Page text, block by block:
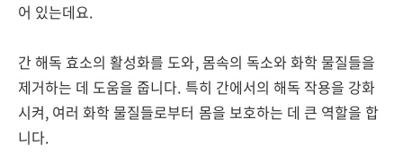
어 있는데요.
간 해독 효소의 활성화를 도와, 몸속의 독소와 화학 물질들을
제거하는 데 도움을 줍니다. 특히 간에서의 해독 작용을 강화
시켜, 여러 화학 물질들로부터 몸을 보호하는 데 큰 역할을 합
니다.